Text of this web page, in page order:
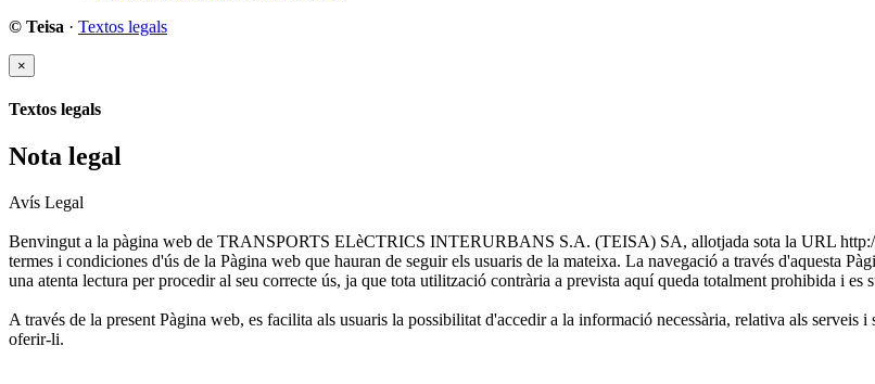
© Teisa · Textos legals
×
Textos legals
Nota legal
Avís Legal
Benvingut a la pàgina web de TRANSPORTS ELèCTRICS INTERURBANS S.A. (TEISA) SA, allotjada sota la URL
termes i condiciones d'ús de la Pàgina web que hauran de seguir els usuaris de la mateixa. La navegació a través d'aquesta
una atenta lectura per procedir al seu correcte ús, ja que tota utilització contrària a prevista aquí queda totalment prohibida i es
A través de la present Pàgina web, es facilita als usuaris la possibilitat d'accedir a la informació necessària, relativa als
oferir-li.